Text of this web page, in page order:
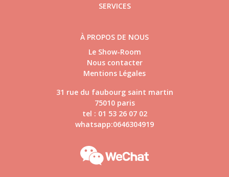
SERVICES
À PROPOS DE NOUS
Le Show-Room
Nous contacter
Mentions Légales
31 rue du faubourg saint martin
75010 paris
tel : 01 53 26 07 02
whatsapp:0646304919